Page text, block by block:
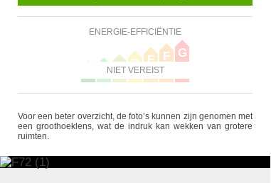
ENERGIE-EFFICIËNTIE
B C D E F G
NIET VEREIST
Voor een beter overzicht, de foto’s kunnen zijn genomen met
een groothoeklens, wat de indruk kan wekken van grotere
ruimten.